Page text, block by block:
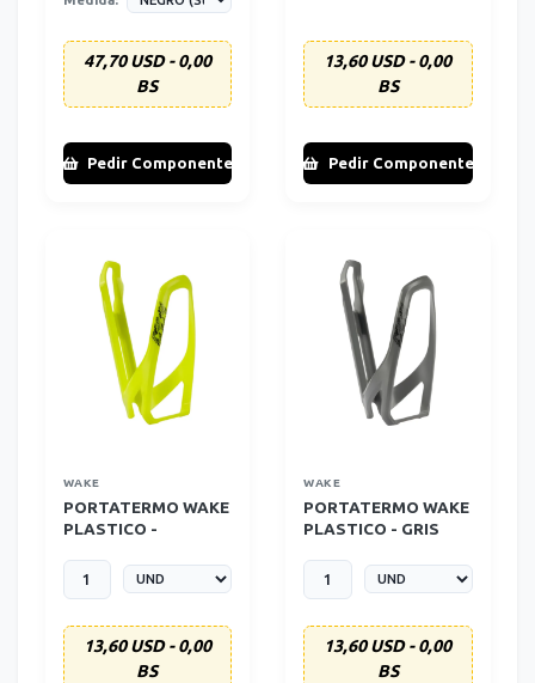
47,70 USD - 0,00
BS
Pedir Componente
13,60 USD - 0,00
BS
Pedir Componente
WAKE
PORTATERMO WAKE
PLASTICO -
13,60 USD - 0,00
BS
WAKE
PORTATERMO WAKE
PLASTICO - GRIS
13,60 USD - 0,00
BS